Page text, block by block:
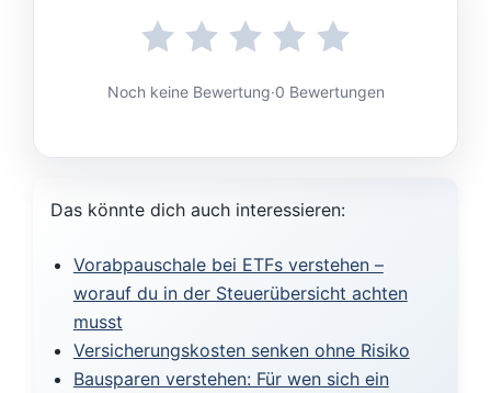
Noch keine Bewertung·0 Bewertungen
Das könnte dich auch interessieren:
Vorabpauschale bei ETFs verstehen –
worauf du in der Steuerübersicht achten
musst
Versicherungskosten senken ohne Risiko
Bausparen verstehen: Für wen sich ein